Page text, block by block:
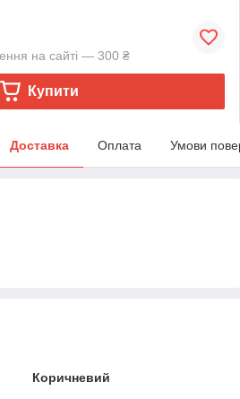
на сайті — 300 ₴
Купити
Доставка Оплата Умови
Коричневий